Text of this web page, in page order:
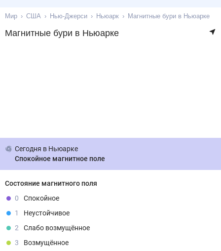
Мир США Нью-Джерси Ньюарк Магнитные бури в Ньюарке
Магнитные бури в Ньюарке
Сегодня в Ньюарке
Спокойное магнитное поле
Состояние магнитного поля
0
Спокойное
1
Неустойчивое
2
Слабо возмущённое
3
Возмущённое